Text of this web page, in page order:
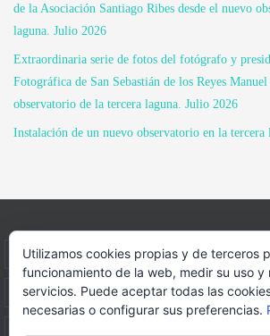
de la Asociación Santiago Ribes desde el nuevo
laguna. Julio 2026
Extraordinaria serie de fotos del fotógrafo y
Fotográfica de San Sebastián de los Reyes
observatorio de la tercera laguna. Julio 2026
Instalación de un nuevo observatorio en la tercera
INICIO INFORMACIÓN ASOCIACION
SUS HABITANTES FOTOS VIDEOS
Utilizamos cookies propias y de terceros
funcionamiento de la web, medir su uso y
servicios. Puede aceptar todas las
necesarias o configurar sus preferencias.